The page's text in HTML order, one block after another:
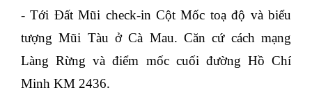
- Tới Đất Mũi check-in Cột Mốc toạ độ và biểu
tượng Mũi Tàu ở Cà Mau. Căn cứ cách mạng
Làng Rừng và điểm mốc cuối đường Hồ Chí
Minh KM 2436.